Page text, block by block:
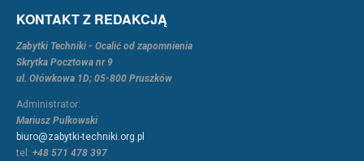
KONTAKT Z REDAKCJĄ
Zabytki Techniki - Ocalić od zapomnienia
Skrytka Pocztowa nr 9
ul. Ołówkowa 1D; 05-800 Pruszków
Administrator:
Mariusz Pulkowski
biuro@zabytki-techniki.org.pl
tel: +48 571 478 397